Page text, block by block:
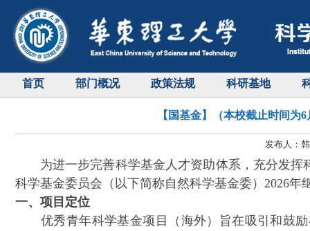
首页 部门概况 政策法规 科研基地
【国基金】（本校截止时间为
发布人：
为进一步完善科学基金人才资助体系，充分发挥
科学基金委员会（以下简称自然科学基金委）2026
一、项目定位
优秀青年科学基金项目（海外）旨在吸引和鼓励